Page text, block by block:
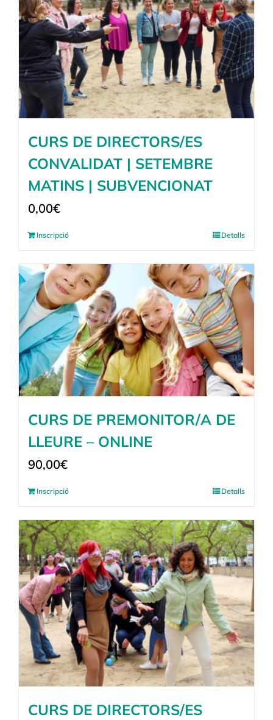
CURS DE DIRECTORS/ES
CONVALIDAT | SETEMBRE
MATINS | SUBVENCIONAT
0,00€
Inscripció Detalls
CURS DE PREMONITOR/A DE
LLEURE – ONLINE
90,00€
Inscripció Detalls
CURS DE DIRECTORS/ES